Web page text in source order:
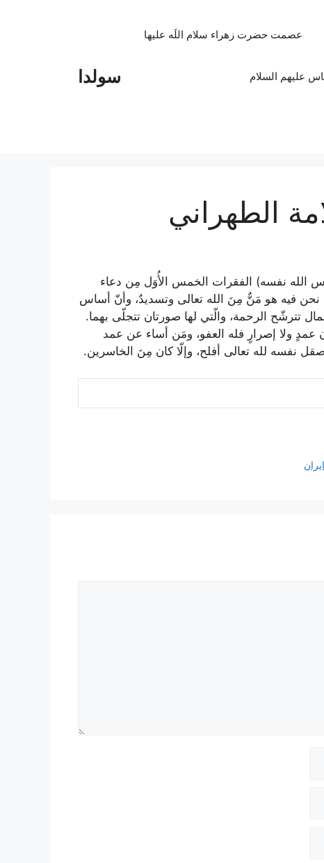
سولدا
عصمت حضرت زهراء سلام اللَه علیها
علیهم السلام
الطهراني
الله نفسه) الفقرات الخمس الأُوَل مِن دعاء
نحن فيه هو مَنٌّ مِنَ الله تعالى وتسديدٌ، وأنّ أساس
تترشّح الرحمة، والّتي لها صورتان تتجلّى بهما.
عمدٍ ولا إصرارٍ فله العفو، ومَن أساء عن عمد
نفسه لله تعالى أفلح، وإلّا كان مِنَ الخاسرين.